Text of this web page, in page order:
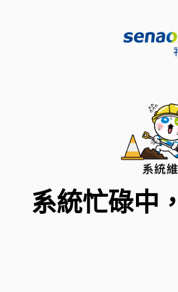
系統忙碌中